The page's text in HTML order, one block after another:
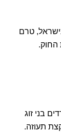
טרם
החוק.
בני זוג
תעוזה.